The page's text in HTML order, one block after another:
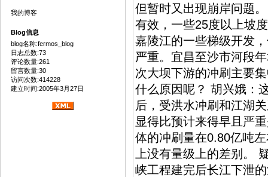
我的博客
Blog信息
blog名称:fermos_blog
日志总数:73
评论数量:261
留言数量:30
访问次数:414228
建立时间:2005年3月27日
但暂时又出现崩岸问题
有效，一些25度以上坡
嘉陵江的一些梯级开发
严重。宜昌至沙市河段
次大坝下游的冲刷主要
什么原因呢？ 胡兴娥：
后，受洪水冲刷和江湖
显得比预计来得早且严
体的冲刷量在0.80亿吨
上没有量级上的差别。
峡工程建完后长江下泄